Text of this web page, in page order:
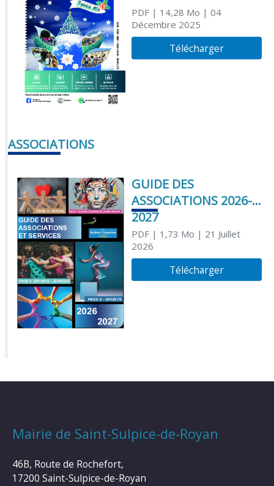
PDF| 14,28 Mo | 04
Décembre 2025
Télécharger
ASSOCIATIONS
GUIDE DES
ASSOCIATIONS 2026-
2027
PDF| 1,73 Mo | 21 Juillet
2026
Télécharger
Mairie de Saint-Sulpice-de-Royan
46B, Route de Rochefort,
17200 Saint-Sulpice-de-Royan